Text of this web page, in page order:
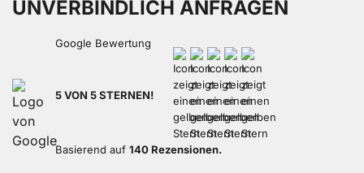
UNVERBINDLICH ANFRAGEN
Google Bewertung
5 VON 5 STERNEN!
Basierend auf 140 Rezensionen.